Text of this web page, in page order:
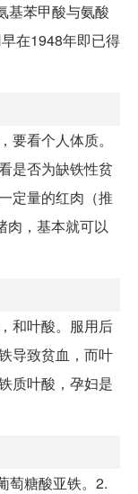
基苯甲酸与氨酸
在1948年即已得
看个人体质。
是否为缺铁性贫
定量的红肉（推
肉，基本就可以
和叶酸。服用后
导致贫血，而叶
质叶酸，孕妇是
萄糖酸亚铁。2.